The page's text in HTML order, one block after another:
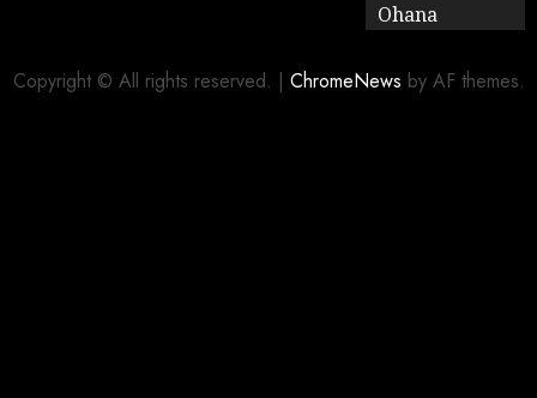
Ohana
Copyright © All rights reserved. | ChromeNews by AF themes.